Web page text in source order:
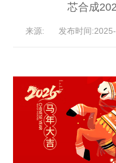
芯合成
来源: 发布时间